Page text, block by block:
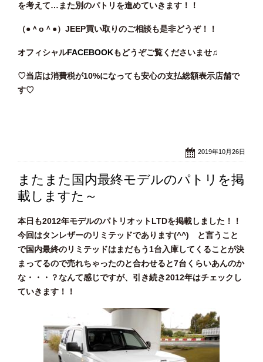
を考えて…また別のパトリを進めていきます！！
（●＾o ＾●）JEEP買い取りのご相談も是非どうぞ！！
オフィシャルFACEBOOKもどうぞご覧くださいませ♫
♡当店は消費税が10%になっても安心の支払総額表示店舗で
す♡
2019年10月26日
またまた国内最終モデルのパトリを掲
載しますた～
本日も2012年モデルのパトリオットLTDを掲載しました！！
今回はタンレザーのリミテッドであります(^^) と言うこと
で国内最終のリミテッドはまだもう1台入庫してくることが決
まってるので売れちゃったのと合わせると7台くらいあんのか
な・・・？なんて感じですが、引き続き2012年はチェックし
ていきます！！